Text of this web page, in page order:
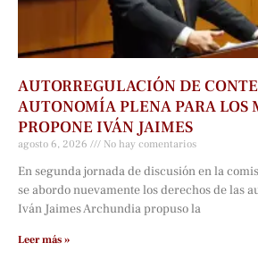
AUTORREGULACIÓN DE
AUTONOMÍA PLENA PARA LOS
PROPONE IVÁN JAIMES
agosto 6, 2026 No hay comentarios
En segunda jornada de discusión en la
se abordo nuevamente los derechos de las
Iván Jaimes Archundia propuso la
Leer más »